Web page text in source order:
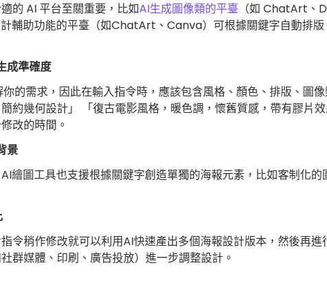
的 AI 平台至關重要，比如AI生成圖像類的平臺 （如 ChatArt、
輔助功能的平臺（如ChatArt、Canva）可根據關鍵字自動排
成準確度
的需求，因此在輸入指令時，應該包含風格、顏色、排版、圖
約幾何設計」 「復古電影風格，暖色調，懷舊質感，帶有膠片
改的時間。
景
繪圖工具也支援根據關鍵字創造單獨的海報元素，比如客制化
令稍作修改就可以利用AI快速產出多個海報設計版本，然後再進
群媒體、印刷、廣告投放）進一步調整設計。